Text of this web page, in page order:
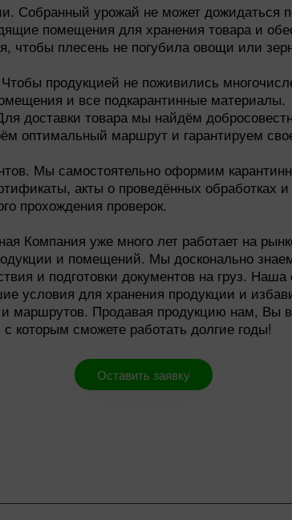
Собранный урожай не может дожидаться
помещения для хранения товара и
чтобы плесень не погубила овощи или
продукцией не поживились
и все подкарантинные материалы.
доставки товара мы найдём
оптимальный маршрут и гарантируем
Мы самостоятельно оформим
акты о проведённых обработках
прохождения проверок.
Компания уже много лет работает на
и помещений. Мы досконально
и подготовки документов на груз.
условия для хранения продукции и
и маршрутов. Продавая продукцию нам, Вы
с которым сможете работать долгие годы!
Оставить заявку